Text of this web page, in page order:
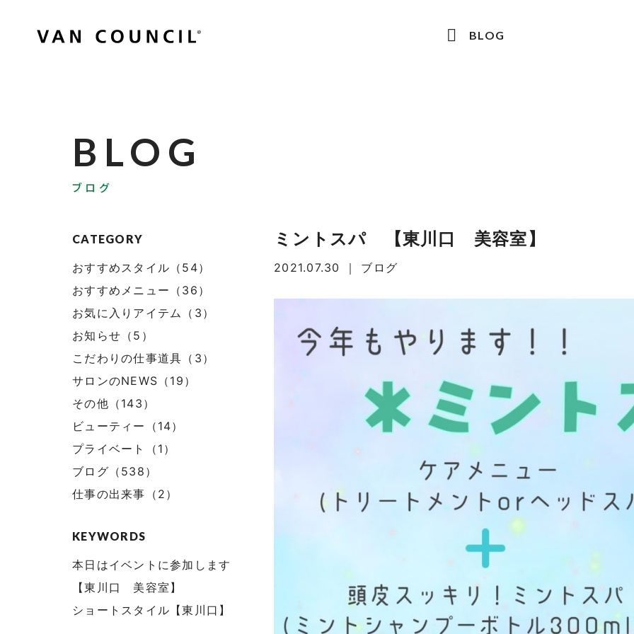
BLOG
BLOG
ブログ
CATEGORY
おすすめスタイル（54）
おすすめメニュー（36）
お気に入りアイテム（3）
お知らせ（5）
こだわりの仕事道具（3）
サロンのNEWS（19）
その他（143）
ビューティー（14）
プライベート（1）
ブログ（538）
仕事の出来事（2）
KEYWORDS
本日はイベントに参加します
【東川口 美容室】
ショートスタイル【東川口】
ミントスパ 【東川口 美容室】
2021.07.30 ｜ ブログ